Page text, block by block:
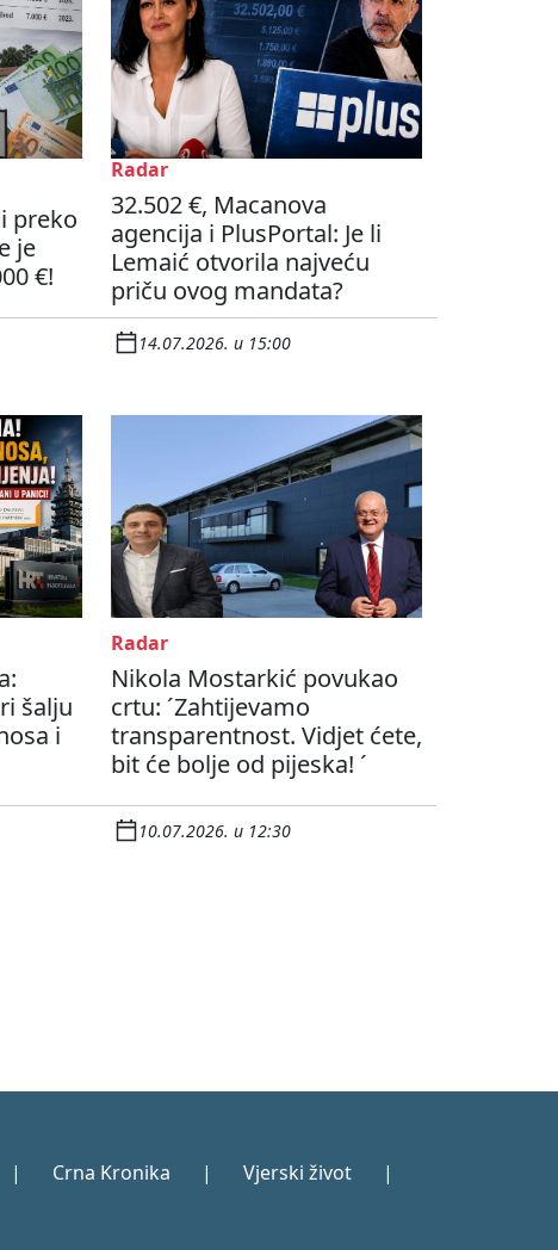
preko
je
€!
Radar
32.502 €, Macanova
agencija i PlusPortal: Je li
Lemaić otvorila najveću
priču ovog mandata?
14.07.2026. u 15:00
šalju
i
Radar
Nikola Mostarkić povukao
crtu: ´Zahtijevamo
transparentnost. Vidjet ćete,
bit će bolje od pijeska! ´
10.07.2026. u 12:30
| Crna Kronika | Vjerski život
|